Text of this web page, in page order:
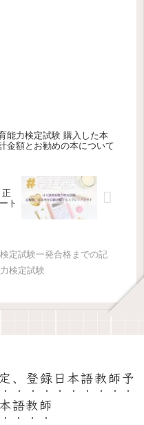
能力検定試験 購入した本
金額とお勧めの本について
ト
定試験一発合格までの記
検定試験
、登録日本語教師予
語教師